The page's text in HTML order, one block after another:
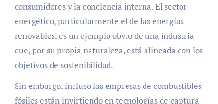
consumidores y la conciencia interna. El sector
energético, particularmente el de las energías
renovables, es un ejemplo obvio de una industria
que, por su propia naturaleza, está alineada con los
objetivos de sostenibilidad.
Sin embargo, incluso las empresas de combustibles
fósiles están invirtiendo en tecnologías de captura